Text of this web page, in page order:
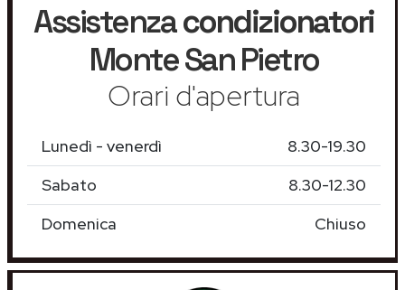
Assistenzacondizionatori
Monte San Pietro
Orari d'apertura
Lunedì - venerdì
8.30-19.30
Sabato
8.30-12.30
Domenica
Chiuso